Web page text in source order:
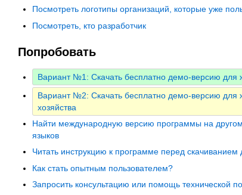
Посмотреть логотипы организаций, которые уже
Посмотреть, кто разработчик
Попробовать
Вариант №1: Скачать бесплатно демо-версию для
Вариант №2: Скачать бесплатно демо-версию для
хозяйства
Найти международную версию программы на
языков
Читать инструкцию к программе перед скачиванием
Как стать опытным пользователем?
Запросить консультацию или помощь технической